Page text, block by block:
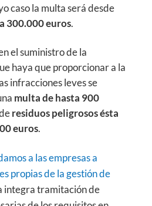
caso la multa será desde
300.000 euros.
el suministro de la
haya que proporcionar a la
infracciones leves se
multa de hasta 900
residuos peligrosos ésta
euros.
a las empresas a
propias de la gestión de
integra tramitación de